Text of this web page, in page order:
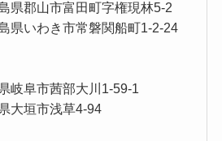
県郡山市富田町字権現林5-2
県いわき市常磐関船町1-2-24
岐阜市茜部大川1-59-1
大垣市浅草4-94